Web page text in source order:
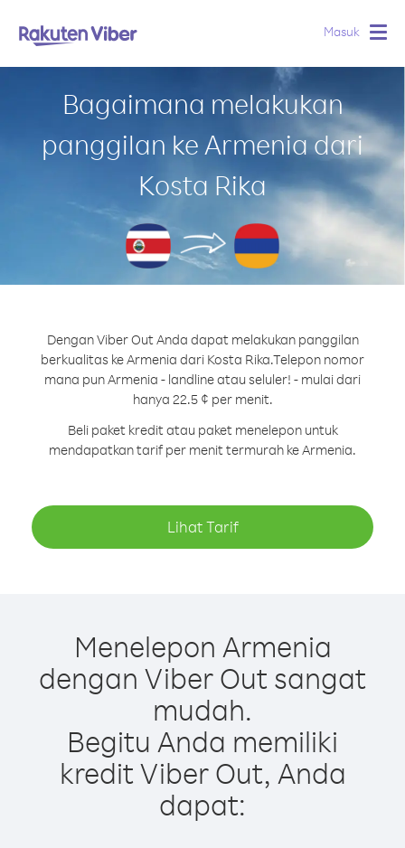
Masuk
Bagaimana melakukan
panggilan ke Armenia dari
Kosta Rika
Dengan Viber Out Anda dapat melakukan panggilan
berkualitas ke Armenia dari Kosta Rika.Telepon nomor
mana pun Armenia - landline atau seluler! - mulai dari
hanya 22.5 ¢ per menit.
Beli paket kredit atau paket menelepon untuk
mendapatkan tarif per menit termurah ke Armenia.
Lihat Tarif
Menelepon Armenia
dengan Viber Out sangat
mudah.
Begitu Anda memiliki
kredit Viber Out, Anda
dapat: